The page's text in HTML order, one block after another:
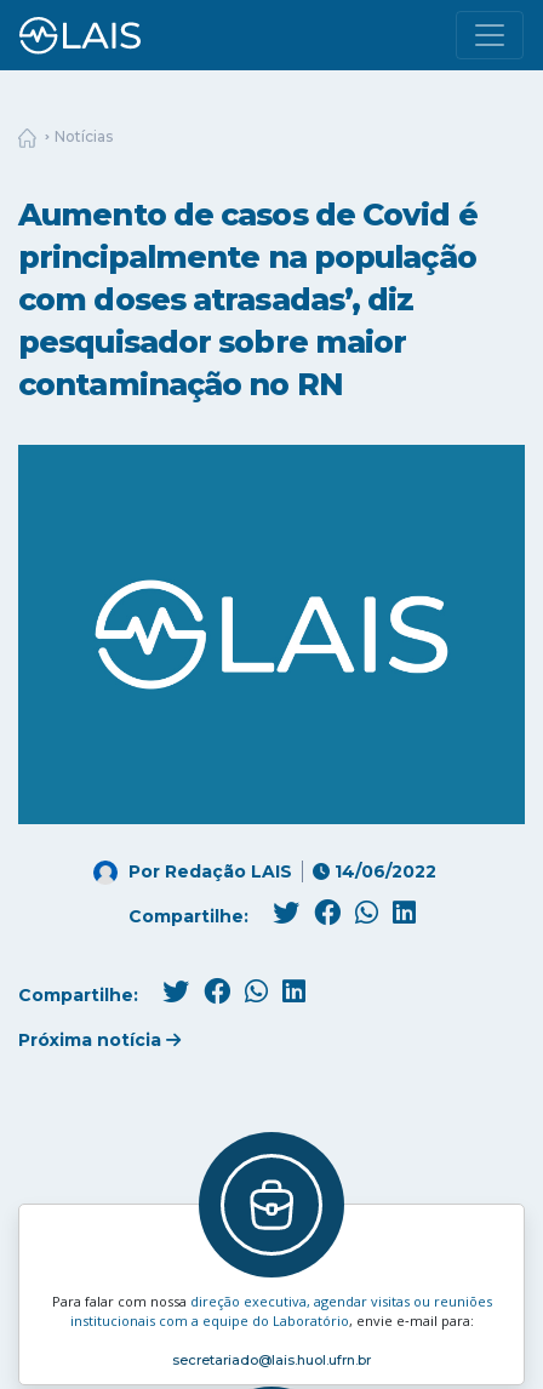
Notícias
Aumento de casos de Covid é
principalmente na população
com doses atrasadas’, diz
pesquisador sobre maior
contaminação no RN
Por Redação LAIS 14/06/2022
Compartilhe:
Compartilhe:
Próxima notícia
Para falar com nossa direção executiva, agendar visitas ou reuniões
institucionais com a equipe do Laboratório, envie e‑mail para:
secretariado@lais.huol.ufrn.br